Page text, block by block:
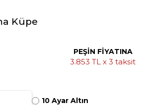
Küpe
PEŞİN FİYATINA
3.853 TL x 3 taksit
10 Ayar Altın